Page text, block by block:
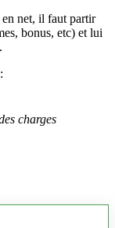
net, il faut partir
bonus, etc) et lui
charges